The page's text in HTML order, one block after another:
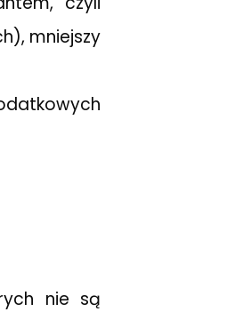
mniejszy
nie są